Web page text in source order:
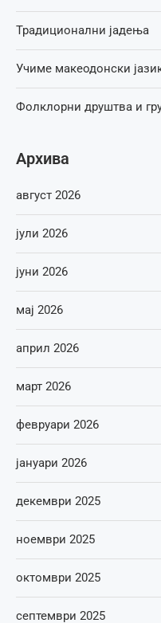
Традиционални јадења
Учиме макеодонски
Фолклорни друштва и
Архива
август 2026
јули 2026
јуни 2026
мај 2026
април 2026
март 2026
февруари 2026
јануари 2026
декември 2025
ноември 2025
октомври 2025
септември 2025